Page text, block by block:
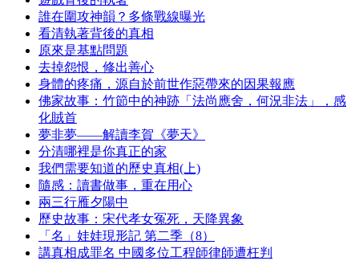
誰在圍攻神韻？多條戰線曝光
看清執著背後的真相
原來是基點問題
去掉怨恨，修出善心
身體的疼痛，源自於前世作惡帶來的因果報應
佛家故事：竹節中的神跡「法尚應舍，何況非法」，感
化賊首
夢非夢——解讀李賀《夢天》
分清哪裡是你真正的家
我們需要知道的歷史真相(上)
隨感：讀書做事，重在用心
兩三行雁夕陽中
歷史故事：宋代孝女冤死，天降異象
「名」娃娃現形記 第二季（8）
講真相成罪名 中國多位工程師律師遭枉判